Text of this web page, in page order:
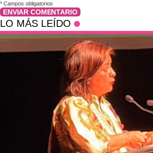
* Campos obligatorios
ENVIAR COMENTARIO
LO MÁS LEÍDO